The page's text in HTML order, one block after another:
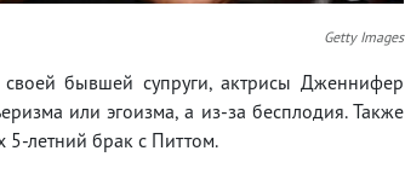
Getty Images
своей бывшей супруги, актрисы Дженнифер
или эгоизма, а из-за бесплодия. Также
5-летний брак с Питтом.